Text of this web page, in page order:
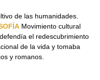
de las humanidades.
Movimiento cultural
el redescubrimiento
de la vida y tomaba
y romanos.